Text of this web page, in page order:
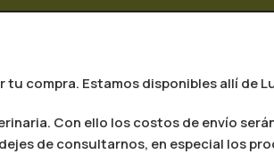
tu compra. Estamos disponibles allí de
Con ello los costos de envío
de consultarnos, en especial los